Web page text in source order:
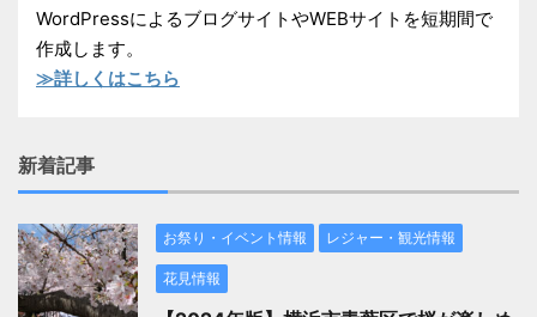
WordPressによるブログサイトやWEBサイトを短期間で
作成します。
≫詳しくはこちら
新着記事
お祭り・イベント情報 レジャー・観光情報
花見情報